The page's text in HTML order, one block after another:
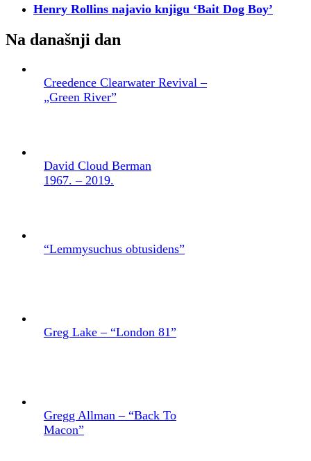
Henry Rollins najavio knjigu ‘Bait Dog Boy’
Na današnji dan
Creedence Clearwater Revival –
„Green River”
David Cloud Berman
1967. – 2019.
“Lemmysuchus obtusidens”
Greg Lake – “London 81”
Gregg Allman – “Back To
Macon”